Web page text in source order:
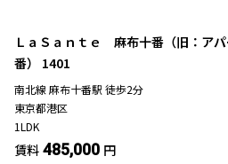
ＬａＳａｎｔｅ 麻布十番（旧：ア
番）
1401
南北線 麻布十番駅 徒歩2分
東京都港区
1LDK
賃料 485,000 円